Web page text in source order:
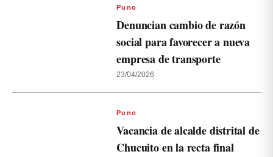
Puno
Denuncian cambio de razón
social para favorecer a nueva
empresa de transporte
23/04/2026
Puno
Vacancia de alcalde distrital de
Chucuito en la recta final